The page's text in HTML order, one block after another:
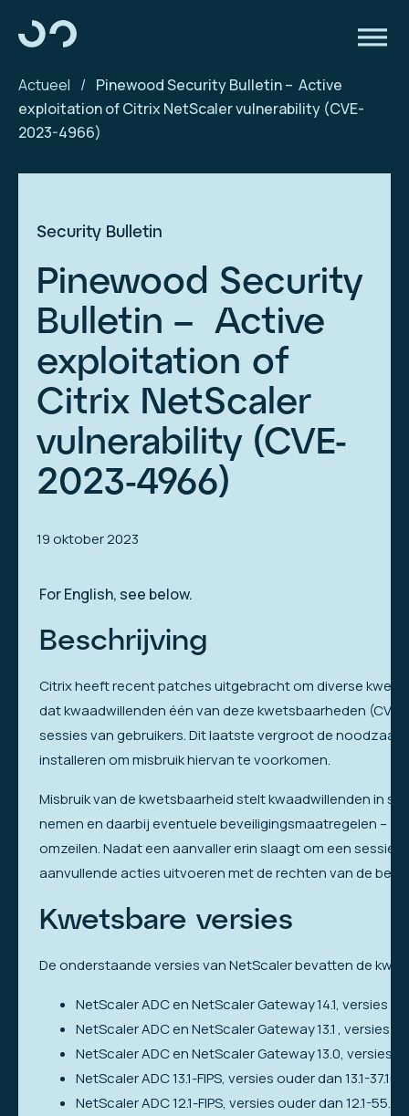
Actueel / Pinewood Security Bulletin – Active
exploitation of Citrix NetScaler vulnerability (CVE-
2023-4966)
Security Bulletin
Pinewood Security
Bulletin – Active
exploitation of
Citrix NetScaler
vulnerability (CVE-
2023-4966)
19 oktober 2023
For English, see below.
Beschrijving
Citrix heeft recent patches uitgebracht om diverse
dat kwaadwillenden één van deze kwetsbaarheden
sessies van gebruikers. Dit laatste vergroot de
installeren om misbruik hiervan te voorkomen.
Misbruik van de kwetsbaarheid stelt kwaadwillenden in
nemen en daarbij eventuele beveiligingsmaatregelen –
omzeilen. Nadat een aanvaller erin slaagt om een sessie
aanvullende acties uitvoeren met de rechten van de
Kwetsbare versies
De onderstaande versies van NetScaler bevatten de
NetScaler ADC en NetScaler Gateway 14.1, versies
NetScaler ADC en NetScaler Gateway 13.1 , versies
NetScaler ADC en NetScaler Gateway 13.0, versies
NetScaler ADC 13.1-FIPS, versies ouder dan 13.1-37.164
NetScaler ADC 12.1-FIPS, versies ouder dan 12.1-